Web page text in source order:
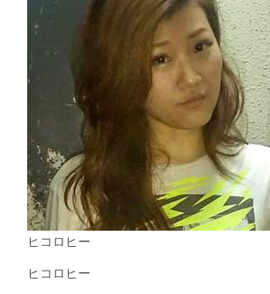
ヒコロヒー
ヒコロヒー